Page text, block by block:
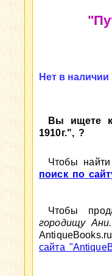
Нет в наличии
Вы ищете
1910г.", ?
Чтобы найти
поиск по
Чтобы
городищу
сайта